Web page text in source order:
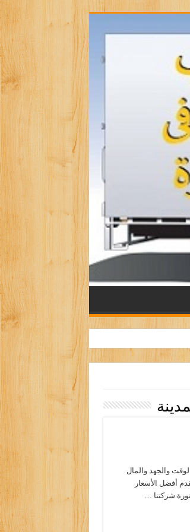
والجهد والمال
أفضل الأسعار
شركتنا …